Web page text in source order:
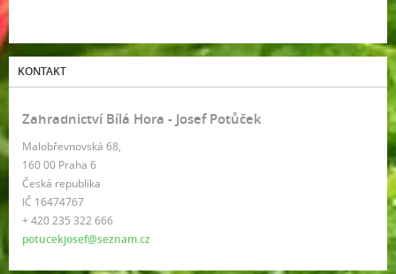
KONTAKT
Zahradnictví Bílá Hora - Josef Potůček
Malobřevnovská 68,
160 00 Praha 6
Česká republika
IČ 16474767
+ 420 235 322 666
potucekjosef@seznam.cz